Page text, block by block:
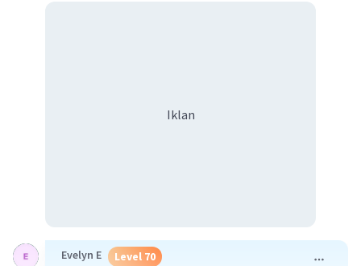
Iklan
Evelyn E Level 70